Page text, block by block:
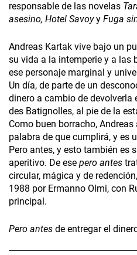
responsable de las novelas
asesino, Hotel Savoyy Fuga
Andreas Kartak vive bajo un
su vida a la intemperie y a las
ese personaje marginal y
Un día, de parte de un
dinero a cambio de devolverla
des Batignolles, al pie de la
Como buen borracho,
palabra de que cumplirá, y es
Pero antes, y esto también es
aperitivo. De ese pero antes
circular, mágica y de
1988 por Ermanno Olmi, con
principal.
Pero antes de entregar el